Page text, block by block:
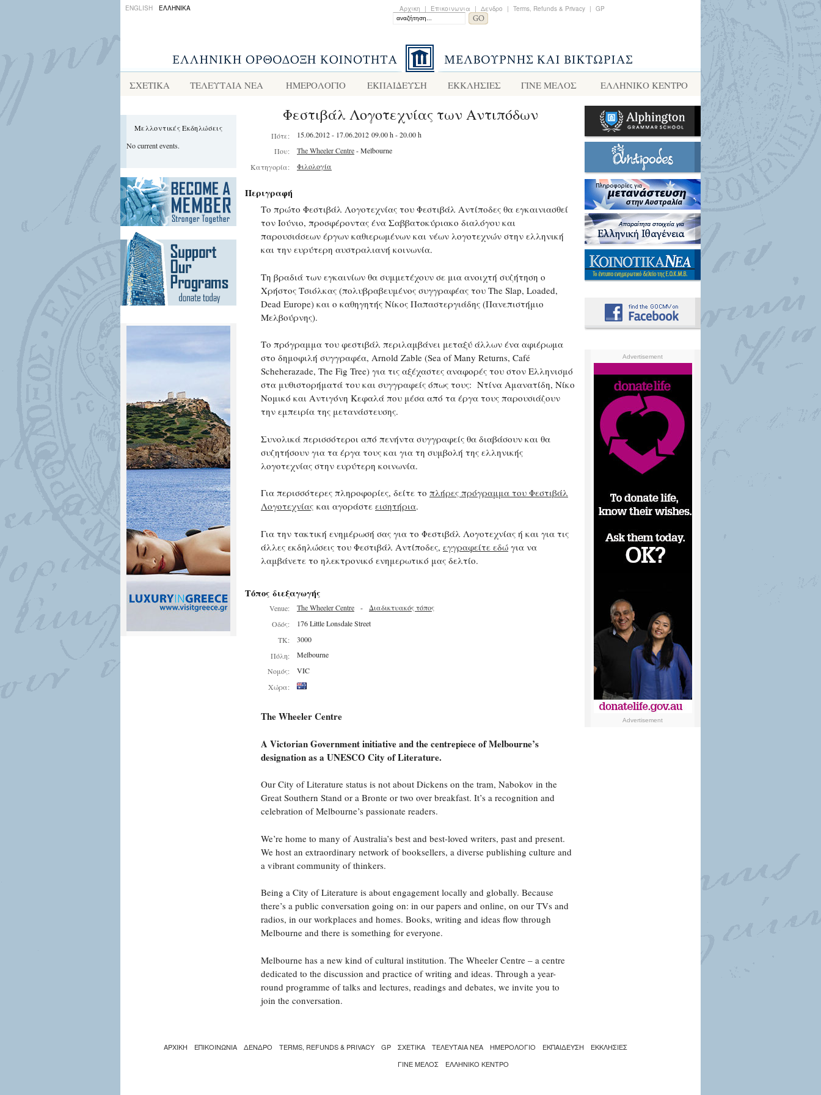
ENGLISH ΕΛΛΗΝΙΚΑ Αρχικη | Επικοινωνια | Δενδρο | Terms, Refunds & Privacy | GP
ΣΧΕΤΙΚΑ ΤΕΛΕΥΤΑΙΑ ΝΕΑ ΗΜΕΡΟΛΟΓΙΟ ΕΚΠΑΙΔΕΥΣΗ ΕΚΚΛΗΣΙΕΣ ΓΙΝΕ ΜΕΛΟΣ ΕΛΛΗΝΙΚΌ ΚΈΝΤΡΟ
Μελλοντικές Εκδηλώσεις
No current events.
Φεστιβάλ Λογοτεχνίας των Αντιπόδων
Πότε:
15.06.2012 - 17.06.2012 09.00 h - 20.00 h
Που:
The Wheeler Centre- Melbourne
Κατηγορία:
Φιλολογία
Περιγραφή
Το πρώτο Φεστιβάλ Λογοτεχνίας του Φεστιβάλ Αντίποδες θα εγκαινιασθεί
τον Ιούνιο, προσφέροντας ένα Σαββατοκύριακο διαλόγου και
παρουσιάσεων έργων καθιερωμένων και νέων λογοτεχνών στην ελληνική
και την ευρύτερη αυστραλιανή κοινωνία.
Τη βραδιά των εγκαινίων θα συμμετέχουν σε μια ανοιχτή συζήτηση ο
Χρήστος Tσιόλκας (πολυβραβευμένος συγγραφέας του The Slap, Loaded,
Dead Europe) και ο καθηγητής Νίκος Παπαστεργιάδης (Πανεπιστήμιο
Μελβούρνης).
Το πρόγραμμα του φεστιβάλ περιλαμβάνει μεταξύ άλλων ένα αφιέρωμα
στο δημοφιλή συγγραφέα, Arnold Zable (Sea of Many Returns, Café
Scheherazade, The Fig Tree) για τις αξέχαστες αναφορές του στον Ελληνισμό
στα μυθιστορήματά του και συγγραφείς όπως τους: Ντίνα Αμανατίδη, Νίκο
Νομικό και Αντιγόνη Κεφαλά που μέσα από τα έργα τους παρουσιάζουν
την εμπειρία της μετανάστευσης.
Συνολικά περισσότεροι από πενήντα συγγραφείς θα διαβάσουν και θα
συζητήσουν για τα έργα τους και για τη συμβολή της ελληνικής
λογοτεχνίας στην ευρύτερη κοινωνία.
Για περισσότερες πληροφορίες, δείτε το πλήρες πρόγραμμα του Φεστιβάλ
Λογοτεχνίας και αγοράστε εισητήρια.
Για την τακτική ενημέρωσή σας για το Φεστιβάλ Λογοτεχνίας ή και για τις
άλλες εκδηλώσεις του Φεστιβάλ Αντίποδες, εγγραφείτε εδώ για να
λαμβάνετε το ηλεκτρονικό ενημερωτικό μας δελτίο.
Τόπος διεξαγωγής
Venue: The Wheeler Centre - Διαδικτυακός τόπος
Οδός:
176 Little Lonsdale Street
ΤΚ:
3000
Πόλη:
Melbourne
Νομός:
VIC
Χώρα:
The Wheeler Centre
A Victorian Government initiative and the centrepiece of Melbourne’s
designation as a UNESCO City of Literature.
Our City of Literature status is not about Dickens on the tram, Nabokov in the
Great Southern Stand or a Bronte or two over breakfast. It’s a recognition and
celebration of Melbourne’s passionate readers.
We’re home to many of Australia’s best and best-loved writers, past and present.
We host an extraordinary network of booksellers, a diverse publishing culture and
a vibrant community of thinkers.
Being a City of Literature is about engagement locally and globally. Because
there’s a public conversation going on: in our papers and online, on our TVs and
radios, in our workplaces and homes. Books, writing and ideas flow through
Melbourne and there is something for everyone.
Melbourne has a new kind of cultural institution. The Wheeler Centre – a centre
dedicated to the discussion and practice of writing and ideas. Through a year-
round programme of talks and lectures, readings and debates, we invite you to
join the conversation.
Advertisement
Advertisement
ΑΡΧΙΚΗ ΕΠΙΚΟΙΝΩΝΙΑ ΔΕΝΔΡΟ TERMS, REFUNDS & PRIVACY GP ΣΧΕΤΙΚΑ ΤΕΛΕΥΤΑΙΑ ΝΕΑ ΗΜΕΡΟΛΟΓΙΟ ΕΚΠΑΙΔΕΥΣΗ
ΕΚΚΛΗΣΙΕΣ
ΓΙΝΕ ΜΕΛΟΣ
ΕΛΛΗΝΙΚΌ ΚΈΝΤΡΟ